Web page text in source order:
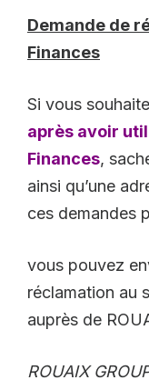
Demande de
Finances
Si vous
après avoir
Finances,
ainsi qu’une
ces demandes
vous pouvez
réclamation au
auprès de
ROUAIX